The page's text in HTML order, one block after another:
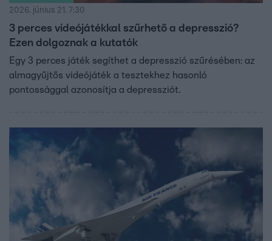
2026. június 21. 7:30
3 perces videójátékkal szűrhető a depresszió?
Ezen dolgoznak a kutatók
Egy 3 perces játék segíthet a depresszió szűrésében: az
almagyűjtős videójáték a tesztekhez hasonló
pontossággal azonosítja a depressziót.